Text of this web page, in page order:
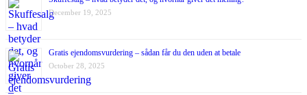
December 19, 2025
Gratis ejendomsvurdering – sådan får du den uden at betale
October 28, 2025